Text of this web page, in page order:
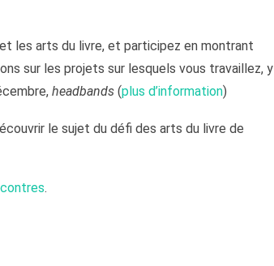
les arts du livre, et participez en montrant
sur les projets sur lesquels vous travaillez, y
headbands (plus d’information)
le sujet du défi des arts du livre de
.